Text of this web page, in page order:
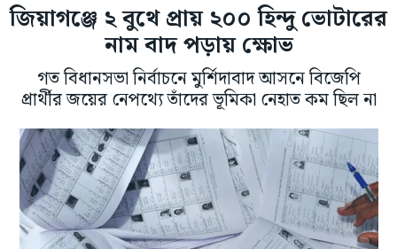
জিয়াগঞ্জে ২ বুথে প্রায় ২০০ হিন্দু ভোটারের
নাম বাদ পড়ায় ক্ষোভ
গত বিধানসভা নির্বাচনে মুর্শিদাবাদ আসনে বিজেপি
প্রার্থীর জয়ের নেপথ্যে তাঁদের ভূমিকা নেহাত কম ছিল না